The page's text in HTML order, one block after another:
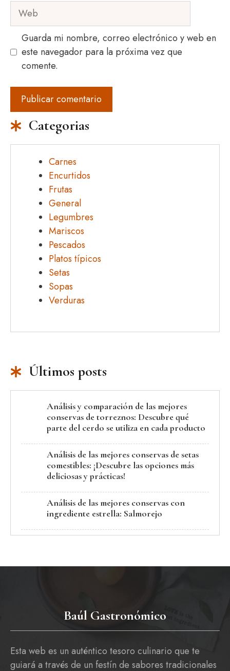
Web
Guarda mi nombre, correo electrónico y web en
este navegador para la próxima vez que
comente.
Categorias
Carnes
Encurtidos
Frutas
General
Legumbres
Mariscos
Pescados
Platos típicos
Setas
Sopas
Verduras
Últimos posts
Análisis y comparación de las mejores
conservas de torreznos: Descubre qué
parte del cerdo se utiliza en cada producto
Análisis de las mejores conservas de setas
comestibles: ¡Descubre las opciones más
deliciosas y prácticas!
Análisis de las mejores conservas con
ingrediente estrella: Salmorejo
Baúl Gastronómico
Esta web es un auténtico tesoro culinario que te
guiará a través de un festín de sabores tradicionales